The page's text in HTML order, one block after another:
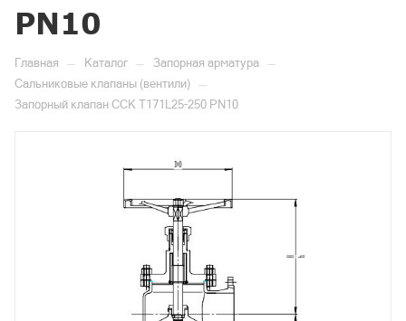
PN10
Главная — Каталог — Запорная арматура —
Сальниковые клапаны (вентили) —
Запорный клапан CCK T171L25-250 PN10